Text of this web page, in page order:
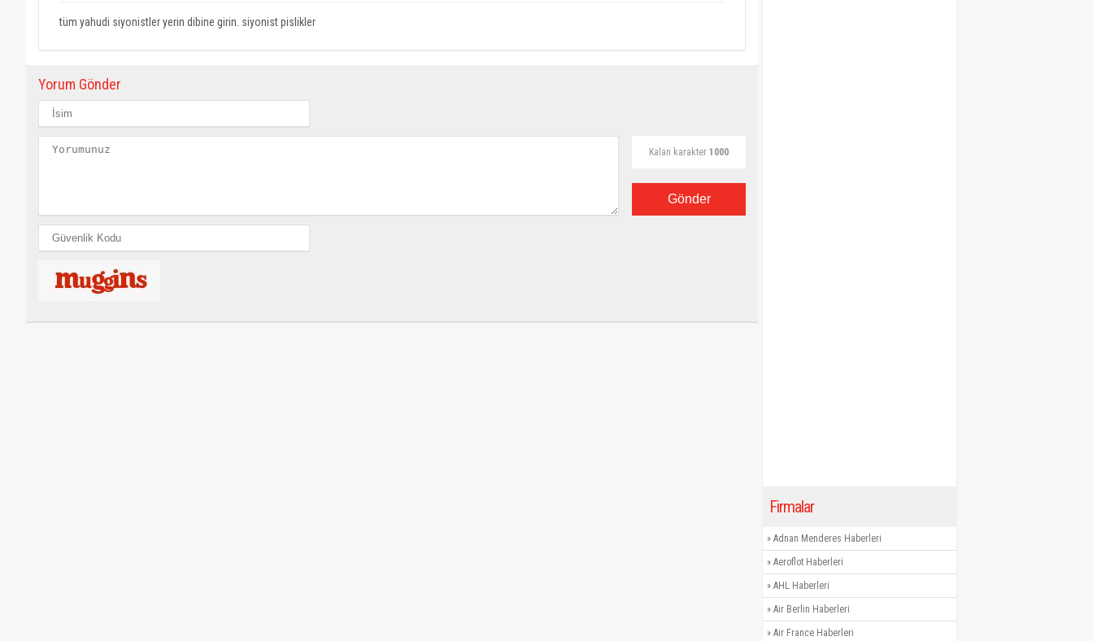
tüm yahudi siyonistler yerin dibine girin. siyonist pislikler
Yorum Gönder
Kalan karakter 1000
Gönder
Firmalar
» Adnan Menderes Haberleri
» Aeroflot Haberleri
» AHL Haberleri
» Air Berlin Haberleri
» Air France Haberleri